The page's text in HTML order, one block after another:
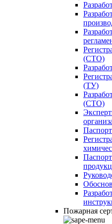
(СТО)
(ТУ)
(СТО)
Пожарная